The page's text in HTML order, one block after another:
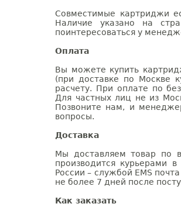
Совместимые картриджи
Наличие указано на
поинтересоваться у
Оплата
Вы можете купить
(при доставке по Москве
расчету. При оплате по
Для частных лиц не из
Позвоните нам, и
вопросы.
Доставка
Мы доставляем товар по
производится курьерами
России – службой EMS
не более 7 дней после
Как заказать